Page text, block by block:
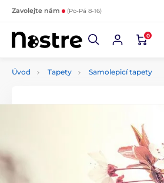
Zavolejte nám (Po-Pá 8-16)
0
Úvod Tapety Samolepicí tapety